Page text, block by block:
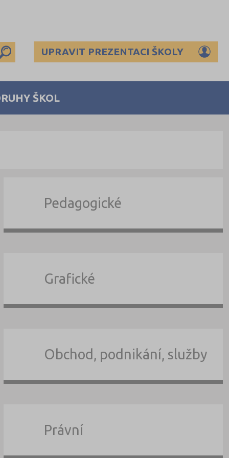
UPRAVIT PREZENTACI ŠKOLY
ŠKOL
Pedagogické
Grafické
Obchod, podnikání, služby
Právní